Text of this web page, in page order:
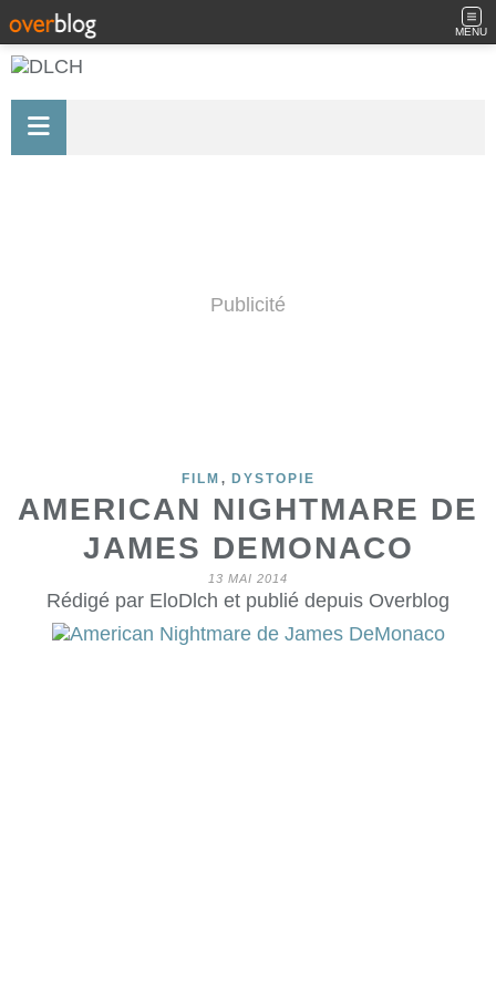
MENU
Publicité
FILM , DYSTOPIE
AMERICAN NIGHTMARE DE
JAMES DEMONACO
13 MAI 2014
Rédigé par EloDlch et publié depuis Overblog